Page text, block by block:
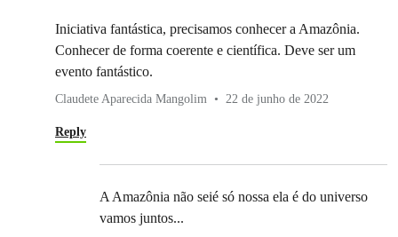
Iniciativa fantástica, precisamos conhecer a Amazônia.
Conhecer de forma coerente e científica. Deve ser um
evento fantástico.
Claudete Aparecida Mangolim 22 de junho de 2022
Reply
A Amazônia não seié só nossa ela é do universo
vamos juntos...